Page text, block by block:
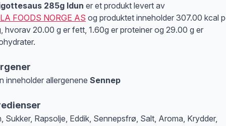
285g Idun er et produkt levert av
FOODS NORGE AS og produktet inneholder 307.00 kcal
hvorav 20.00 g er fett, 1.60g er proteiner og 29.00 g er
inneholder allergenene Sennep
Sukker, Rapsolje, Eddik, Sennepsfrø, Salt, Aroma, Krydder,